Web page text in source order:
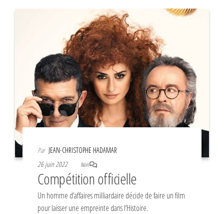
Par JEAN-CHRISTOPHE HADAMAR
26 juin 2022
Non
Compétition officielle
Un homme d’affaires milliardaire décide de faire un film
pour laisser une empreinte dans l’Histoire.